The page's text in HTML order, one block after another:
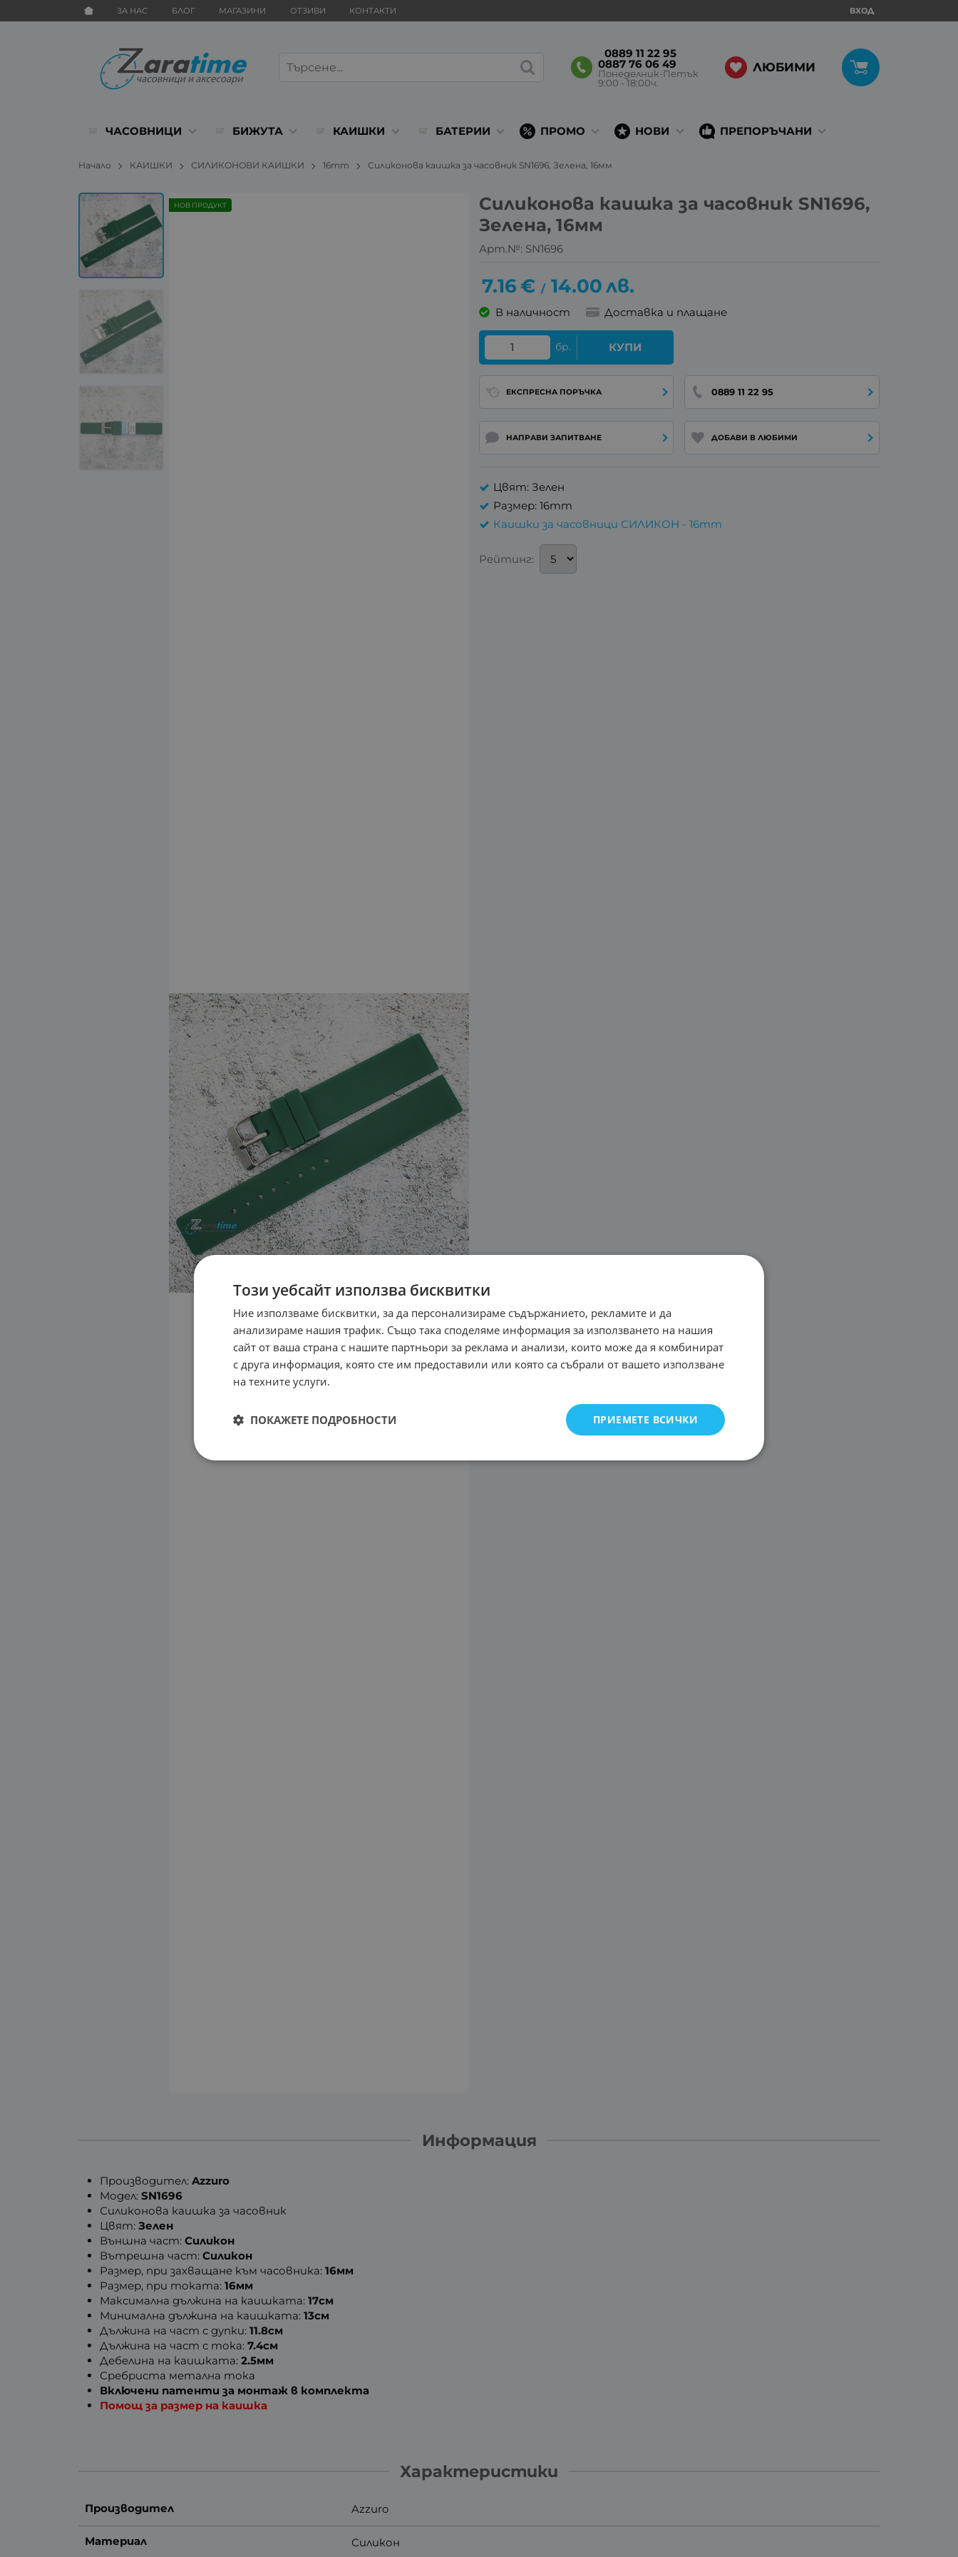
ЗА НАС БЛОГ МАГАЗИНИ ОТЗИВИ КОНТАКТИ ВХОД
0889 11 22 95
0887 76 06 49
Понеделник-Петък
9:00 - 18:00ч.
ЛЮБИМИ
ЧАСОВНИЦИ БИЖУТА КАИШКИ БАТЕРИИ ПРОМО НОВИ ПРЕПОРЪЧАНИ
Начало КАИШКИ СИЛИКОНОВИ КАИШКИ 16mm Силиконова каишка за часовник SN1696, Зелена, 16мм
Силиконова каишка за часовник SN1696,
Зелена, 16мм
Арт.№: SN1696
НОВ ПРОДУКТ
7.16€ / 14.00лв.
В наличност Доставка и плащане
бр. КУПИ
ЕКСПРЕСНА ПОРЪЧКА 0889 11 22 95
НАПРАВИ ЗАПИТВАНЕ ДОБАВИ В ЛЮБИМИ
Цвят: Зелен
Размер: 16mm
Каишки за часовници СИЛИКОН - 16mm
Рейтинг:
Информация
Производител:Azzuro
Модел:SN1696
Силиконова каишка за часовник
Цвят:Зелен
Външна част:Силикон
Вътрешна част:Силикон
Размер, при захващане към часовника:16мм
Размер, при токата:16мм
Максимална дължина на каишката:17см
Минимална дължина на каишката:13см
Дължина на част с дупки: 11.8см
Дължина на част с тока: 7.4см
Дебелина на каишката:2.5мм
Сребриста метална тока
Включени патенти за монтаж в комплекта
Помощ за размер на каишка
Характеристики
Производител Azzuro
Материал Силикон
Този уебсайт използва бисквитки
Ние използваме бисквитки, за да персонализираме съдържанието, рекламите и да
анализираме нашия трафик. Също така споделяме информация за използването на нашия
сайт от ваша страна с нашите партньори за реклама и анализи, които може да я комбинират
с друга информация, която сте им предоставили или която са събрали от вашето използване
на техните услуги.
ПРИЕМЕТЕ ВСИЧКИ
ПОКАЖЕТЕ ПОДРОБНОСТИ